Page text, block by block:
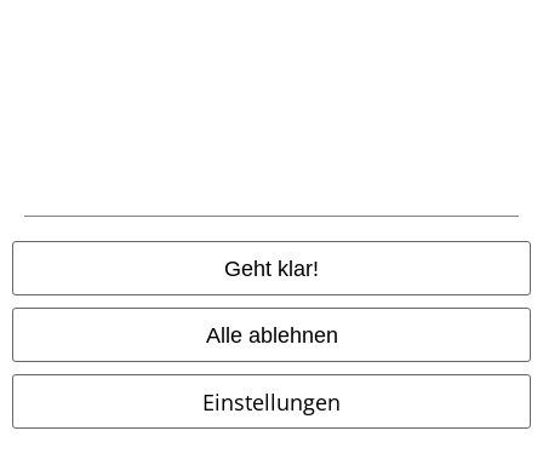
Geht klar!
Alle ablehnen
Einstellungen